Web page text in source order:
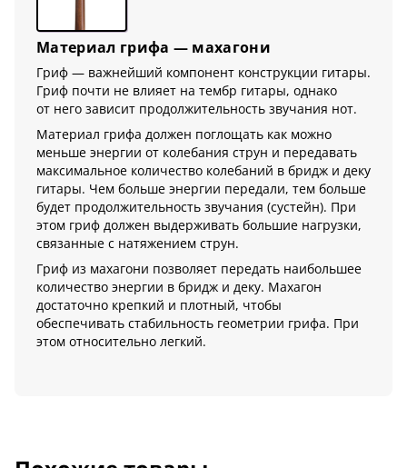
Материал грифа — махагони
Гриф — важнейший компонент конструкции гитары.
Гриф почти не влияет на тембр гитары, однако
от него зависит продолжительность звучания нот.
Материал грифа должен поглощать как можно
меньше энергии от колебания струн и передавать
максимальное количество колебаний в бридж и деку
гитары. Чем больше энергии передали, тем больше
будет продолжительность звучания (сустейн). При
этом гриф должен выдерживать большие нагрузки,
связанные с натяжением струн.
Гриф из махагони позволяет передать наибольшее
количество энергии в бридж и деку. Махагон
достаточно крепкий и плотный, чтобы
обеспечивать стабильность геометрии грифа. При
этом относительно легкий.